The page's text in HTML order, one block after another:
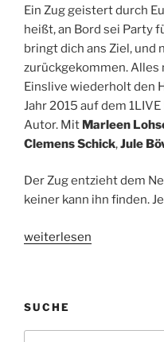
Ein Zug geistert durch
heißt, an Bord sei Party
bringt dich ans Ziel, und
zurückgekommen. Alles
Einslive wiederholt den
Jahr 2015 auf dem
Autor. Mit Marleen
Clemens Schick,Jule
Der Zug entzieht dem
keiner kann ihn finden.
„Hörspielhinweis:
Martin
Heindel.
weiterlesen
SUCHE